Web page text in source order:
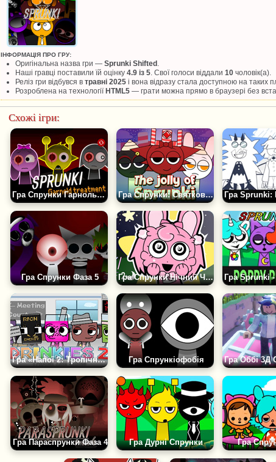
ІНФОРМАЦІЯ ПРО ГРУ:
Оригінальна назва гри — Sprunki Shifted
Наші гравці поставили їй оцінку 4.9 із 5 . Свої голоси віддали 10 чоловік(а).
Реліз гри відбувся в травні 2025 і вона відразу стала доступною на таких
Розроблена на технологіїHTML5 — грати можна прямо в браузері без
Схожі ігри:
Гра Спрунки Гарнольд Трітмент Ремастеред Гра Спрунки: Святкове Різдво
Гра Спрунки Фаза 5 Гра Спрунки Нічний Час 2
Гра «Напої 2: Тропічний Блиск» Гра Спрункіофобія
Гра Параспрунки Фаза 4 Гра Дурні Спрунки Гра